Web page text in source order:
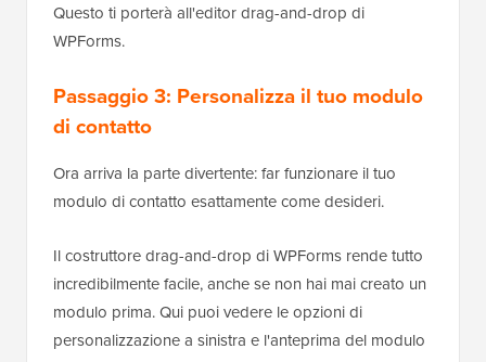
Questo ti porterà all'editor drag-and-drop di
WPForms.
Passaggio 3: Personalizza il tuo modulo
di contatto
Ora arriva la parte divertente: far funzionare il tuo
modulo di contatto esattamente come desideri.
Il costruttore drag-and-drop di WPForms rende tutto
incredibilmente facile, anche se non hai mai creato un
modulo prima. Qui puoi vedere le opzioni di
personalizzazione a sinistra e l'anteprima del modulo